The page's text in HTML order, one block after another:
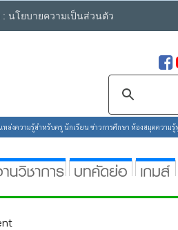
: นโยบายความเป็นส่วนตัว
ล่งความรู้สำหรับครู นักเรียน ข่าวการศึกษา ห้องสมุดควา